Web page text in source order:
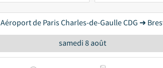
Aéroport de Paris Charles-de-Gaulle CDG ➜
samedi 8 août